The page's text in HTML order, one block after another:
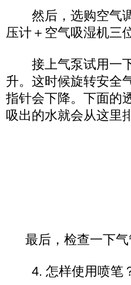
然后，选购空气调
压计＋空气吸湿机三
接上气泵试用一下
升。这时候旋转安全
指针会下降。下面的
吸出的水就会从这里
最后，检查一下
4. 怎样使用喷笔